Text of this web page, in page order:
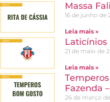
Massa
16 de junho de
Leia mais »
Laticínios
21 de maio de
Leia mais »
Fazenda
26 de março